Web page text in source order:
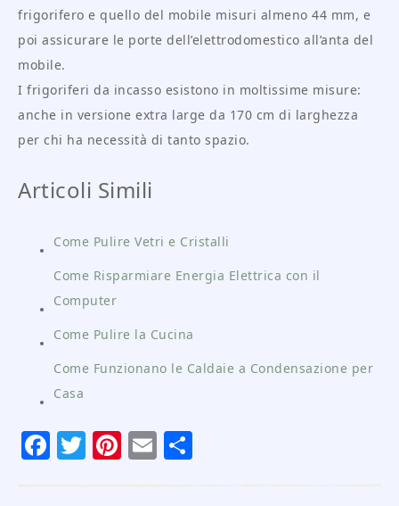
frigorifero e quello del mobile misuri almeno 44 mm, e
poi assicurare le porte dell’elettrodomestico all’anta del
mobile.
I frigoriferi da incasso esistono in moltissime misure:
anche in versione extra large da 170 cm di larghezza
per chi ha necessità di tanto spazio.
Articoli Simili
Come Pulire Vetri e Cristalli
Come Risparmiare Energia Elettrica con il
Computer
Come Pulire la Cucina
Come Funzionano le Caldaie a Condensazione per
Casa
Facebook
Twitter
Pinterest
Email